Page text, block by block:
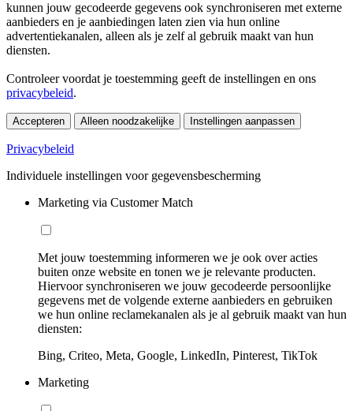
kunnen jouw gecodeerde gegevens ook synchroniseren met externe
aanbieders en je aanbiedingen laten zien via hun online
advertentiekanalen, alleen als je zelf al gebruik maakt van hun
diensten.
Controleer voordat je toestemming geeft de instellingen en ons
privacybeleid.
Accepteren Alleen noodzakelijke Instellingen aanpassen
Privacybeleid
Individuele instellingen voor gegevensbescherming
Marketing via Customer Match
Met jouw toestemming informeren we je ook over acties
buiten onze website en tonen we je relevante producten.
Hiervoor synchroniseren we jouw gecodeerde persoonlijke
gegevens met de volgende externe aanbieders en gebruiken
we hun online reclamekanalen als je al gebruik maakt van hun
diensten:
Bing, Criteo, Meta, Google, LinkedIn, Pinterest, TikTok
Marketing